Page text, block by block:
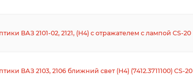
ВАЗ 2101-02, 2121, (Н4) с отражателем с лампой CS-20
ВАЗ 2103, 2106 ближний свет (Н4) (7412.3711100) CS-20